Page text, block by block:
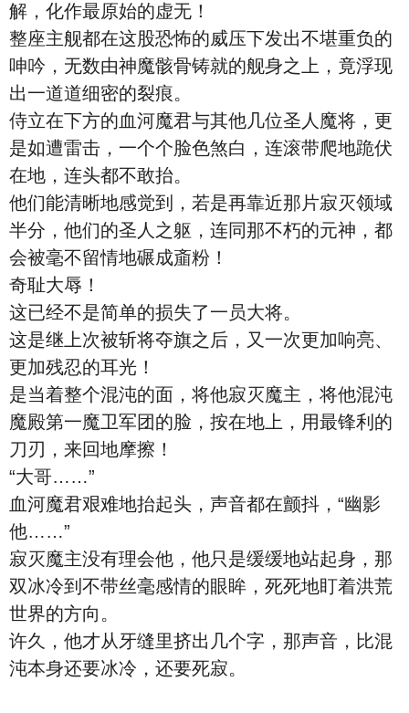
解，化作最原始的虚无！
整座主舰都在这股恐怖的威压下发出不堪重负的
呻吟，无数由神魔骸骨铸就的舰身之上，竟浮现
出一道道细密的裂痕。
侍立在下方的血河魔君与其他几位圣人魔将，更
是如遭雷击，一个个脸色煞白，连滚带爬地跪伏
在地，连头都不敢抬。
他们能清晰地感觉到，若是再靠近那片寂灭领域
半分，他们的圣人之躯，连同那不朽的元神，都
会被毫不留情地碾成齑粉！
奇耻大辱！
这已经不是简单的损失了一员大将。
这是继上次被斩将夺旗之后，又一次更加响亮、
更加残忍的耳光！
是当着整个混沌的面，将他寂灭魔主，将他混沌
魔殿第一魔卫军团的脸，按在地上，用最锋利的
刀刃，来回地摩擦！
“大哥……”
血河魔君艰难地抬起头，声音都在颤抖，“幽影
他……”
寂灭魔主没有理会他，他只是缓缓地站起身，那
双冰冷到不带丝毫感情的眼眸，死死地盯着洪荒
世界的方向。
许久，他才从牙缝里挤出几个字，那声音，比混
沌本身还要冰冷，还要死寂。